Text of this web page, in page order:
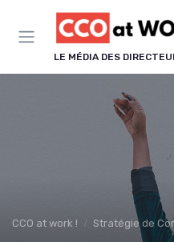
LE MÉDIA DES
CCO at work ! Stratégie de
Panneau de gestion des